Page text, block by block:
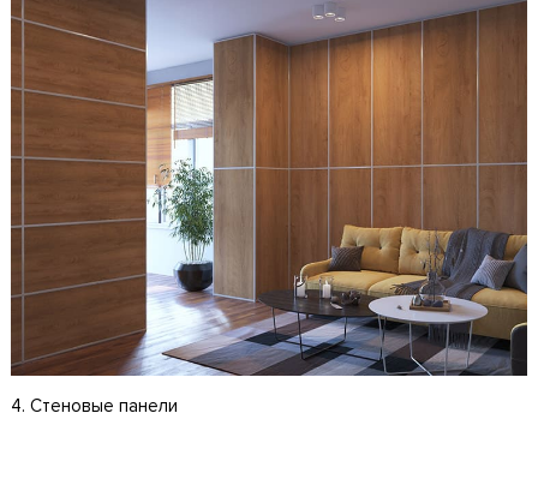
4. Стеновые панели